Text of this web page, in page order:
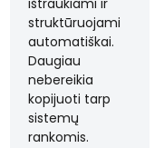
struktūruojami
automatiškai.
Daugiau
nebereikia
kopijuoti tarp
sistemų
rankomis.